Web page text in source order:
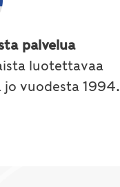
palvelua
luotettavaa
jo vuodesta 1994.